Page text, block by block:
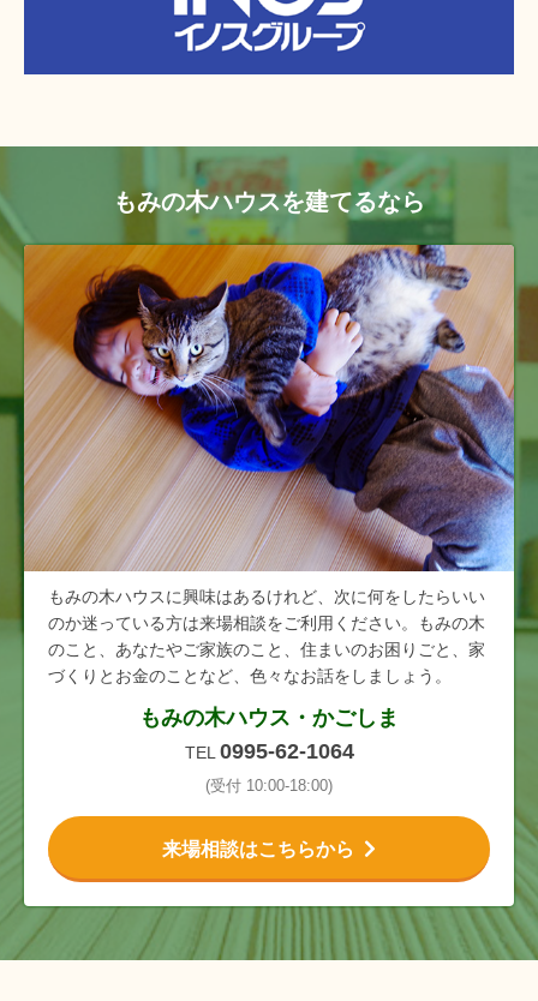
もみの木ハウスを建てるなら
もみの木ハウスに興味はあるけれど、次に何をしたらいい
のか迷っている方は来場相談をご利用ください。もみの木
のこと、あなたやご家族のこと、住まいのお困りごと、家
づくりとお金のことなど、色々なお話をしましょう。
もみの木ハウス・かごしま
TEL 0995-62-1064
(受付 10:00-18:00)
来場相談はこちらから